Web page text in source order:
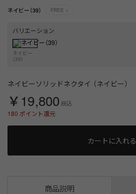
ネイビー（39） FREE ×
バリエーション
ネイビー
（39）
ネイビーソリッドネクタイ （ネイビー）
￥19,800 税込
180 ポイント還元
カートに入れる
商品説明